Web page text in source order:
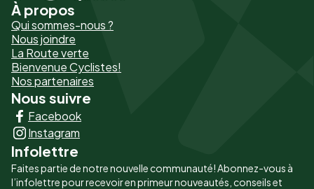
Pied
de
page
-
Liens
principaux
À propos
Qui sommes-nous ?
Nous joindre
La Route verte
Bienvenue Cyclistes!
Nos partenaires
Nous suivre
Facebook
Instagram
Infolettre
Faites partie de notre nouvelle communauté! Abonnez-vous à
l’infolettre pour recevoir en primeur nouveautés, conseils et